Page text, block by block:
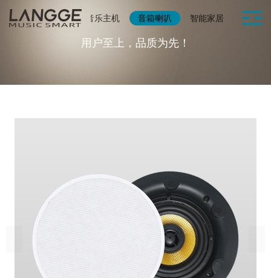
页 产品展示 音乐主机 音箱喇叭 智能家居 辅助配
用户至上，品质为先！